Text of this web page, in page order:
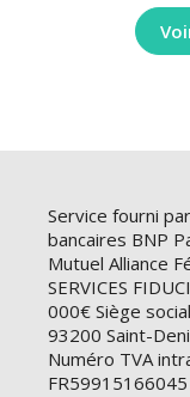
Service fourni
bancaires BNP
Mutuel Alliance
SERVICES
000€ Siège
93200 Saint-
Numéro TVA
FR59915166045